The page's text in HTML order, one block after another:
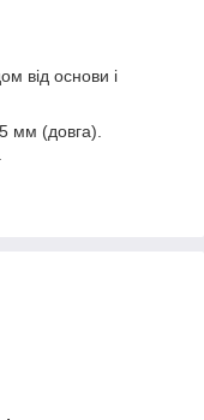
від основи і
мм (довга).